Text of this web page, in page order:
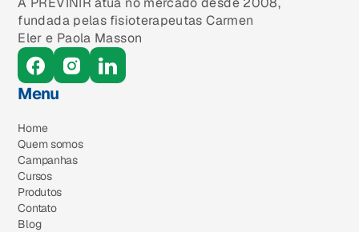
fundada pelas fisioterapeutas Carmen
Eler e Paola Masson
Menu
Home
Quem somos
Campanhas
Cursos
Produtos
Contato
Blog